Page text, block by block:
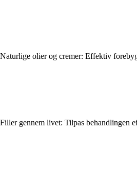
Naturlige olier og cremer: Effektiv
Filler gennem livet: Tilpas behandlingen